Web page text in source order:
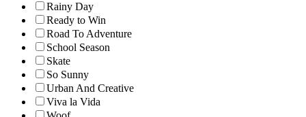
Rainy Day
Ready to Win
Road To Adventure
School Season
Skate
So Sunny
Urban And Creative
Viva la Vida